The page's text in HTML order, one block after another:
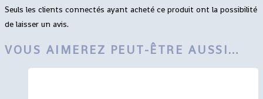
Seuls les clients connectés ayant acheté ce produit ont la possibilité
de laisser un avis.
VOUS AIMEREZ PEUT-ÊTRE AUSSI…